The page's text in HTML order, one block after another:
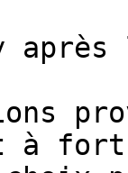
après
à